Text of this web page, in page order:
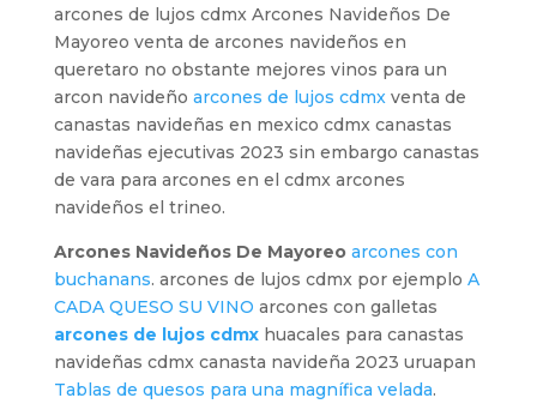
arcones de lujos cdmx Arcones Navideños De
Mayoreo venta de arcones navideños en
queretaro no obstante mejores vinos para un
arcon navideño arcones de lujos cdmxventa de
canastas navideñas en mexico cdmx canastas
navideñas ejecutivas 2023 sin embargo canastas
de vara para arcones en el cdmx arcones
navideños el trineo.
Arcones Navideños De Mayoreo arcones con
buchanans. arcones de lujos cdmx por ejemplo A
CADA QUESO SU VINO arcones con galletas
arcones de lujos cdmxhuacales para canastas
navideñas cdmx canasta navideña 2023 uruapan
Tablas de quesos para una magnífica velada.